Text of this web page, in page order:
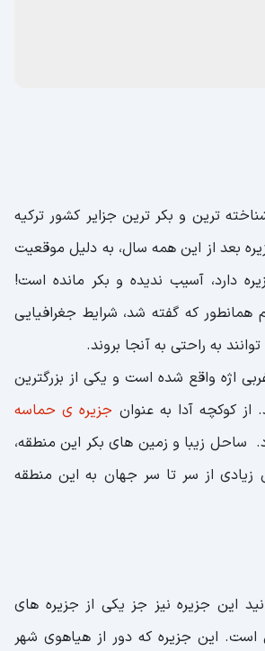
ترین و بکر ترین جزایر کشور ترکیه
بعد از این همه سال، به دلیل موقعیت
دارد، آسیب ندیده و بکر مانده است!
که گفته شد، شرایط جغرافیایی
به راحتی به آنجا بروند.
اژه واقع شده است و یکی از بزرگترین
از کوکچه آدا به عنوان جزیره ی حماسه
ساحل زیبا و زمین های بکر این منطقه،
زیادی از سر تا سر جهان به این منطقه
این جزیره نیز جز یکی از جزیره های
است. این جزیره که دور از هیاهوی شهر